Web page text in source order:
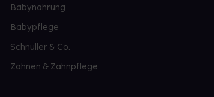
Babynahrung
Babypflege
Schnuller & Co.
Zahnen & Zahnpflege